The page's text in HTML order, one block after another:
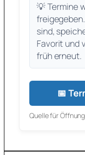
💡 Termine
sind,
Favorit und
früh erneut.
📅
Quelle für